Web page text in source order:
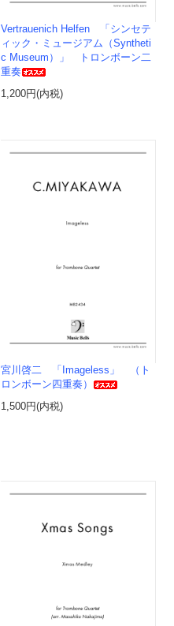
Vertrauenich Helfen 「シンセテ
ィック・ミュージアム（Syntheti
c Museum）」 トロンボーン二
重奏
1,200円(内税)
宮川啓二 「Imageless」 （ト
ロンボーン四重奏）
1,500円(内税)